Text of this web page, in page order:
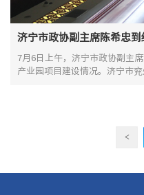
济宁市政协副主席陈希忠
7月6日上午，济宁市政协副主
产业园项目建设情况。济宁市
<